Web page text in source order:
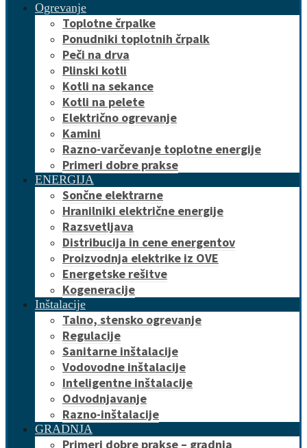
Ogrevanje
Toplotne črpalke
Ponudniki toplotnih črpalk
Peči na drva
Plinski kotli
Kotli na sekance
Kotli na pelete
Električno ogrevanje
Kamini
Razno-varčevanje toplotne energije
Primeri dobre prakse
ENERGIJA
Sončne elektrarne
Hranilniki električne energije
Razsvetljava
Distribucija in cene energentov
Proizvodnja elektrike iz OVE
Energetske rešitve
Kogeneracije
Inštalacije
Talno, stensko ogrevanje
Regulacije
Sanitarne inštalacije
Vodovodne inštalacije
Inteligentne inštalacije
Odvodnjavanje
Razno-inštalacije
GRADNJA
Primeri dobre prakse – gradnja